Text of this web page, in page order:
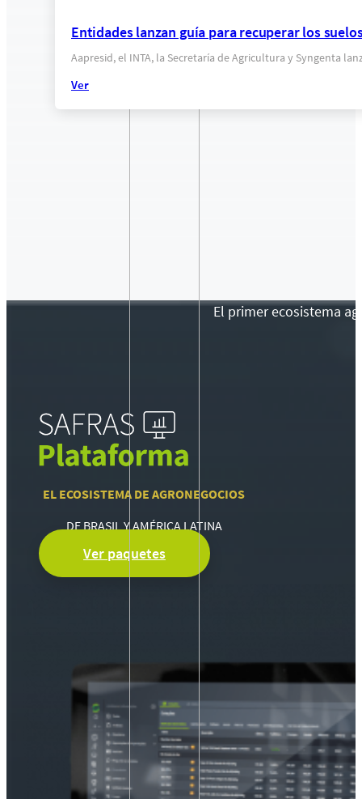
Entidades lanzan guía para recuperar los
Aapresid, el INTA, la Secretaría de Agricultura y Syngenta
Ver
El primer ecosistema
EL ECOSISTEMA DE AGRONEGOCIOS
DE BRASIL Y AMÉRICA LATINA
Ver paquetes